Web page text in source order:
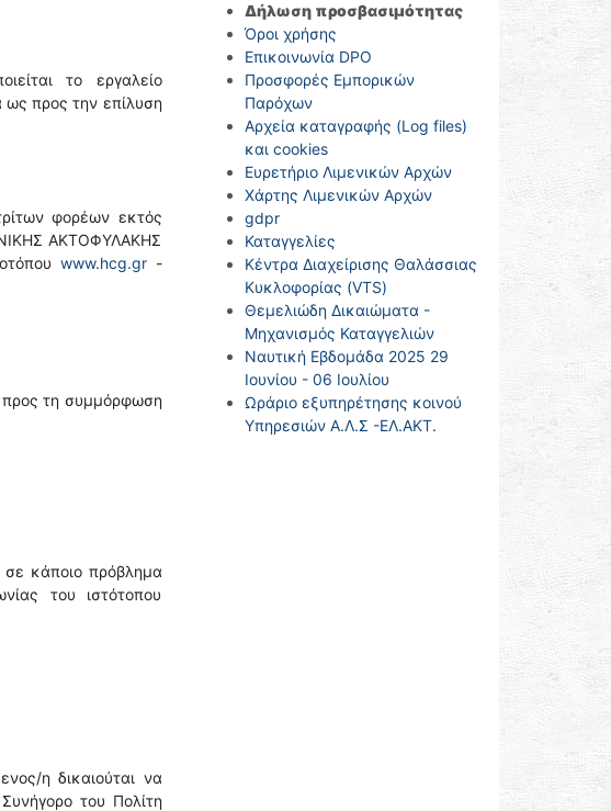
το εργαλείο
ως προς την επίλυση
φορέων εκτός
ΑΚΤΟΦΥΛΑΚΗΣ
www.hcg.gr-
προς τη συμμόρφωση
σε κάποιο πρόβλημα
του ιστότοπου
η δικαιούται να
του Πολίτη
Δήλωση προσβασιμότητας
Όροι χρήσης
Επικοινωνία DPO
Προσφορές Εμπορικών
Παρόχων
Αρχεία καταγραφής (Log files)
και cookies
Ευρετήριο Λιμενικών Αρχών
Χάρτης Λιμενικών Αρχών
gdpr
Καταγγελίες
Κέντρα Διαχείρισης Θαλάσσιας
Κυκλοφορίας (VTS)
Θεμελιώδη Δικαιώματα -
Μηχανισμός Καταγγελιών
Ναυτική Εβδομάδα 2025 29
Ιουνίου - 06 Ιουλίου
Ωράριο εξυπηρέτησης κοινού
Υπηρεσιών Α.Λ.Σ -ΕΛ.ΑΚΤ.